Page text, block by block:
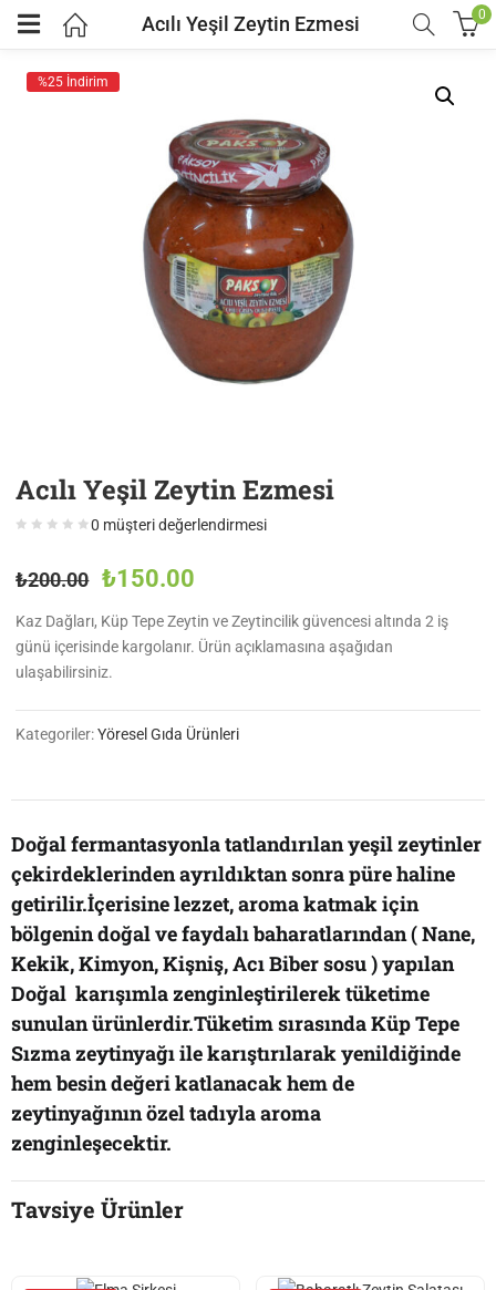
Acılı Yeşil Zeytin Ezmesi 0
%25 İndirim
Acılı Yeşil Zeytin Ezmesi
0 müşteri değerlendirmesi
₺200.00 ₺150.00
Kaz Dağları, Küp Tepe Zeytin ve Zeytincilik güvencesi altında 2 iş
günü içerisinde kargolanır. Ürün açıklamasına aşağıdan
ulaşabilirsiniz.
Kategoriler:Yöresel Gıda Ürünleri
Doğal fermantasyonla tatlandırılan yeşil zeytinler
çekirdeklerinden ayrıldıktan sonra püre haline
getirilir.İçerisine lezzet, aroma katmak için
bölgenin doğal ve faydalı baharatlarından ( Nane,
Kekik, Kimyon, Kişniş, Acı Biber sosu ) yapılan
Doğal karışımla zenginleştirilerek tüketime
sunulan ürünlerdir.Tüketim sırasında Küp Tepe
Sızma zeytinyağı ile karıştırılarak yenildiğinde
hem besin değeri katlanacak hem de
zeytinyağının özel tadıyla aroma
zenginleşecektir.
Tavsiye Ürünler